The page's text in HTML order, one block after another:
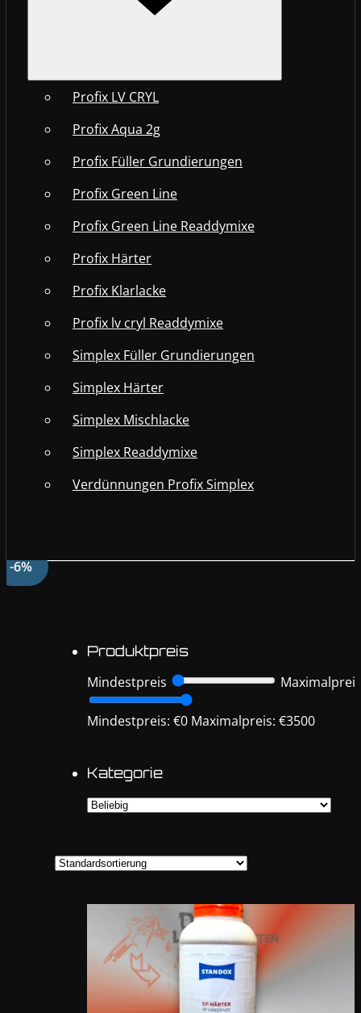
Profix LV CRYL
Profix Aqua 2g
Profix Füller Grundierungen
Profix Green Line
Profix Green Line Readdymixe
Profix Härter
Profix Klarlacke
Profix lv cryl Readdymixe
Simplex Füller Grundierungen
Simplex Härter
Simplex Mischlacke
Simplex Readdymixe
Verdünnungen Profix Simplex
Produktpreis
Mindestpreis
Maximalpreis
Mindestpreis: €0 Maximalpreis: €3500
Kategorie
-6%